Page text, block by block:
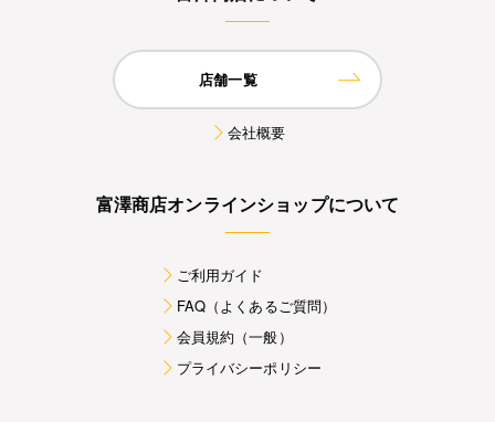
店舗一覧
会社概要
富澤商店オンラインショップについて
ご利用ガイド
FAQ（よくあるご質問）
会員規約（一般）
プライバシーポリシー